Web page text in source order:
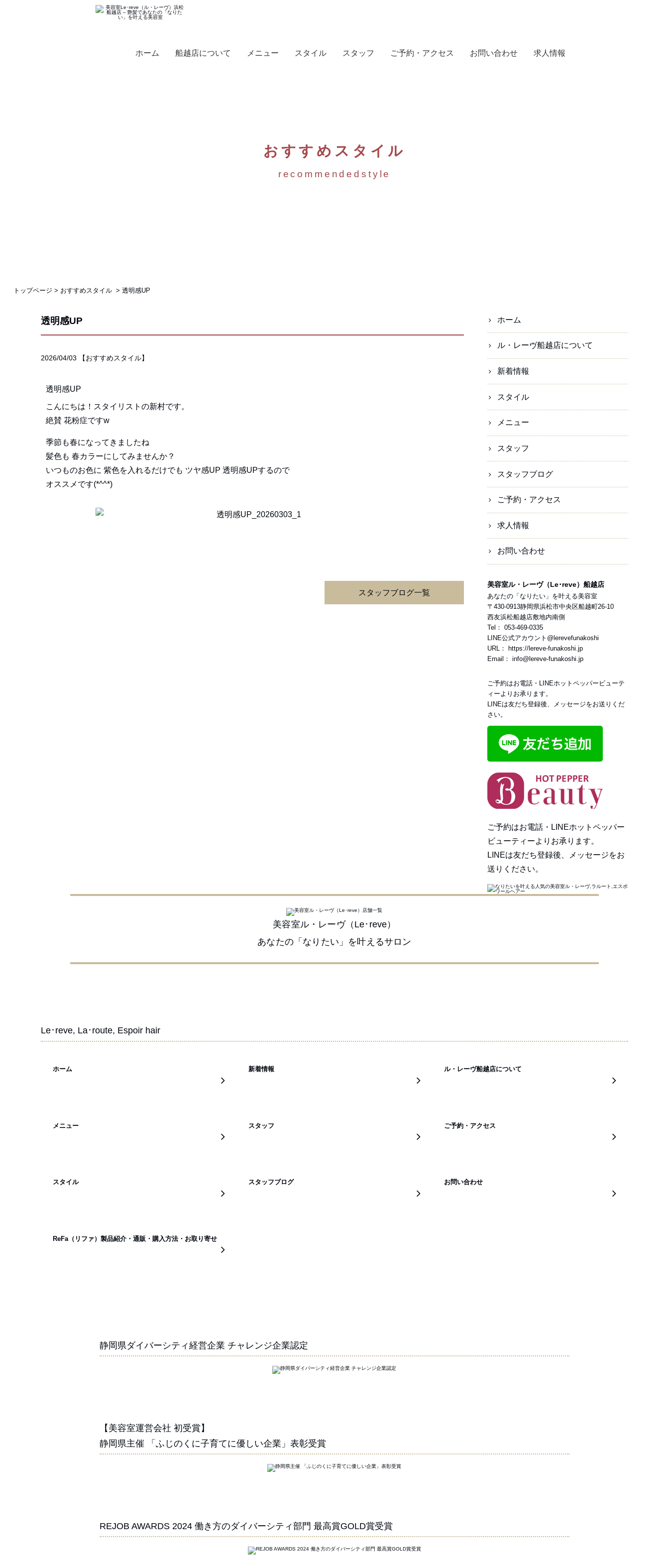
ホーム 船越店について メニュー スタイル スタッフ ご予約・アクセス お問い合わせ 求人情報
おすすめスタイル
recommendedstyle
トップページ > おすすめスタイル > 透明感UP
透明感UP
2026/04/03 【おすすめスタイル】
透明感UP
こんにちは！スタイリストの新村です。
絶賛 花粉症ですw
季節も春になってきましたね
髪色も 春カラーにしてみませんか？
いつものお色に 紫色を入れるだけでも ツヤ感UP 透明感UPするので
オススメです(*^^*)
スタッフブログ一覧
ホーム
ル・レーヴ船越店について
新着情報
スタイル
メニュー
スタッフ
スタッフブログ
ご予約・アクセス
求人情報
お問い合わせ
美容室ル・レーヴ（Le･reve）船越店
あなたの「なりたい」を叶える美容室
〒 430-0913静岡県浜松市中央区船越町26-10
西友浜松船越店敷地内南側
Tel： 053-469-0335
LINE公式アカウント @lerevefunakoshi
URL：
https://lereve-funakoshi.jp
Email： info@lereve-funakoshi.jp
ご予約はお電話・LINEホットペッパービューテ
ィーよりお承ります。
LINEは友だち登録後、メッセージをお送りくだ
さい。
ご予約はお電話・LINEホットペッパー
ビューティーよりお承ります。
LINEは友だち登録後、メッセージをお
送りください。
美容室ル・レーヴ（Le･reve）
あなたの「なりたい」を叶えるサロン
Le･reve, La･route, Espoir hair
ホーム 新着情報 ル・レーヴ船越店について
メニュー スタッフ ご予約・アクセス
スタイル スタッフブログ お問い合わせ
ReFa（リファ）製品紹介・通販・購入方法・お取り寄せ
静岡県ダイバーシティ経営企業 チャレンジ企業認定
【美容室運営会社 初受賞】
静岡県主催 「ふじのくに子育てに優しい企業」表彰受賞
REJOB AWARDS 2024 働き方のダイバーシティ部門 最高賞GOLD賞受賞